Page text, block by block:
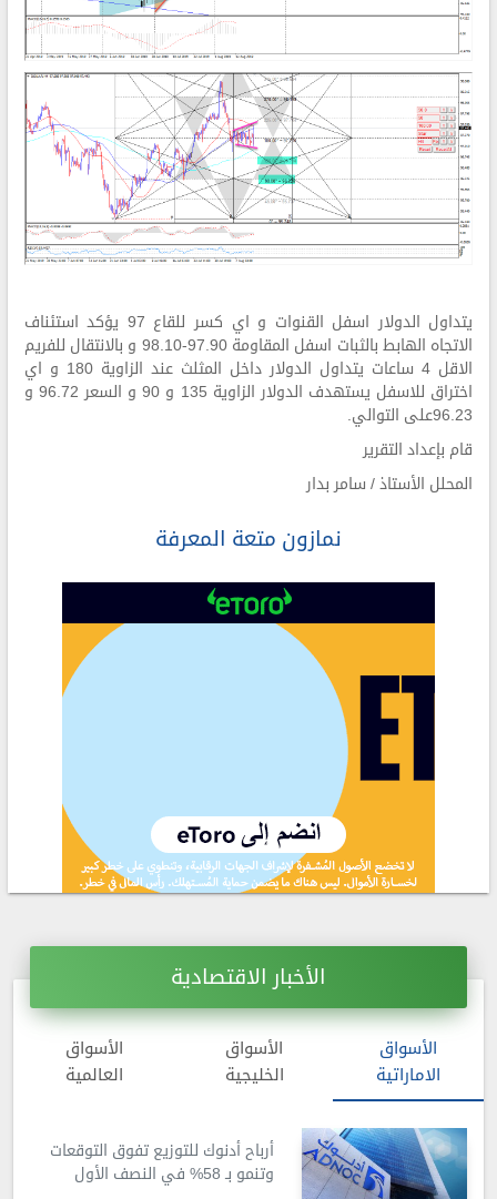
الأخبار الاقتصادية
الأسواق
الاماراتية
الأسواق
الخليجية
الأسواق
العالمية
أرباح أدنوك للتوزيع تفوق التوقعات
وتنمو بـ 58% في النصف الأول
يتداول الدولار اسفل القنوات و اي كسر للقاع 97 يؤكد استئناف
الاتجاه الهابط بالثبات اسفل المقاومة 97.90-98.10 و بالانتقال للفريم
الاقل 4 ساعات يتداول الدولار داخل المثلث عند الزاوية 180 و اي
اختراق للاسفل يستهدف الدولار الزاوية 135 و 90 و السعر 96.72 و
96.23على التوالي.
قام بإعداد التقرير
المحلل الأستاذ / سامر بدار
نمازون متعة المعرفة